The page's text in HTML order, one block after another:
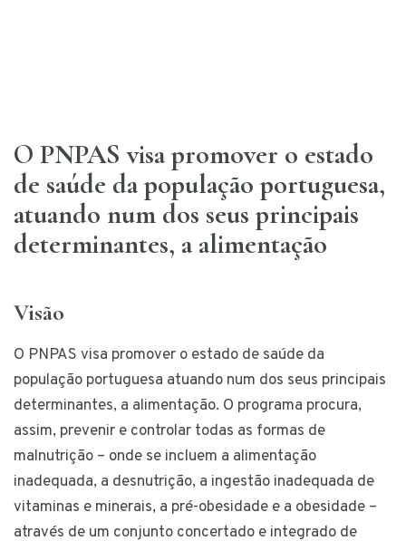
O PNPAS visa promover o estado
de saúde da população portuguesa,
atuando num dos seus principais
determinantes, a alimentação
Visão
O PNPAS visa promover o estado de saúde da
população portuguesa atuando num dos seus principais
determinantes, a alimentação. O programa procura,
assim, prevenir e controlar todas as formas de
malnutrição – onde se incluem a alimentação
inadequada, a desnutrição, a ingestão inadequada de
vitaminas e minerais, a pré-obesidade e a obesidade –
através de um conjunto concertado e integrado de